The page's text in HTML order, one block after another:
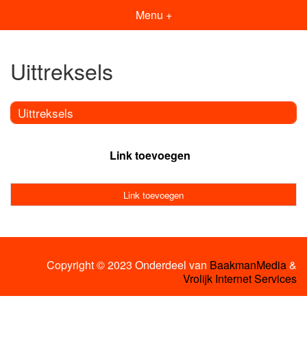
Menu +
Uittreksels
Uittreksels
Link toevoegen
Link toevoegen
Copyright © 2023 Onderdeel van BaakmanMedia&
Vrolijk Internet Services